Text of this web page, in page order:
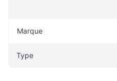
Marque
Type